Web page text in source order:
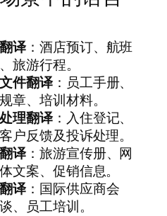
译：酒店预订、航班
旅游行程。
件翻译：员工手册、
章、培训材料。
理翻译：入住登记、
户反馈及投诉处理。
译：旅游宣传册、网
文案、促销信息。
译：国际供应商会
、员工培训。